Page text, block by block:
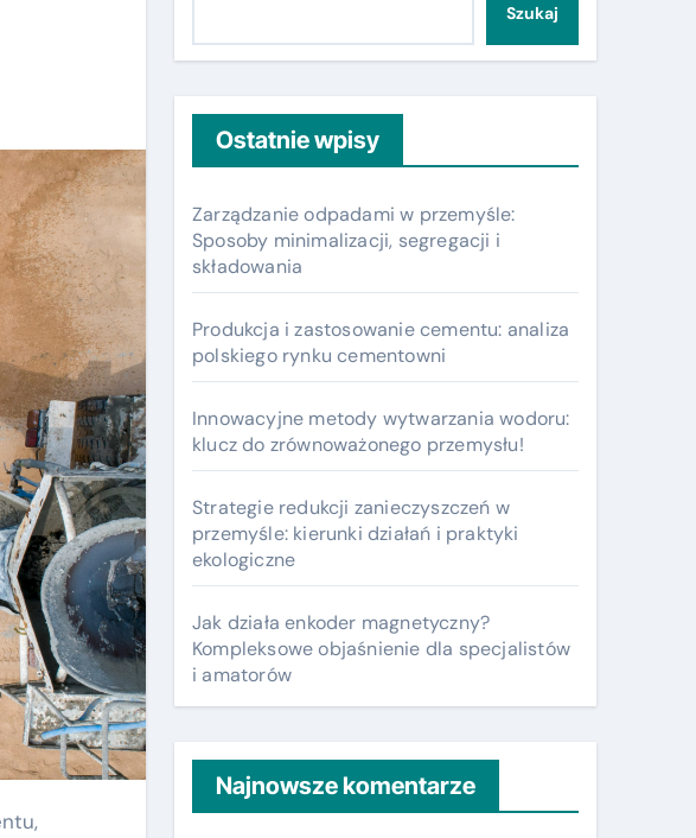
Szukaj
Ostatnie wpisy
Zarządzanie odpadami w przemyśle:
Sposoby minimalizacji, segregacji i
składowania
Produkcja i zastosowanie cementu: analiza
polskiego rynku cementowni
Innowacyjne metody wytwarzania wodoru:
klucz do zrównoważonego przemysłu!
Strategie redukcji zanieczyszczeń w
przemyśle: kierunki działań i praktyki
ekologiczne
Jak działa enkoder magnetyczny?
Kompleksowe objaśnienie dla specjalistów
i amatorów
Najnowsze komentarze